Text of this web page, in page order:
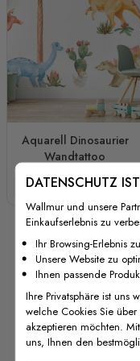
Aquarell Dinosaurier
Wandtattoo
Sonderpreis
59,00 €Regulärer Preis
78,00 €
DATENSCHUTZ
Wallmur und unsere
Einkaufserlebnis zu
Ihr Browsing-Erlebnis
Unsere Website zu
Ihnen passende
Ihre Privatsphäre ist uns
welche Cookies Sie
akzeptieren möchten.
uns, Ihnen den